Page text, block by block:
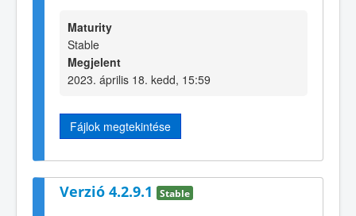
Maturity
Stable
Megjelent
2023. április 18. kedd, 15:59
Fájlok megtekintése
Verzió 4.2.9.1 Stable